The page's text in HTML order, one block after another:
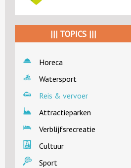
||| TOPICS |||
Horeca
Watersport
Reis & vervoer
Attractieparken
Verblijfsrecreatie
Cultuur
Sport